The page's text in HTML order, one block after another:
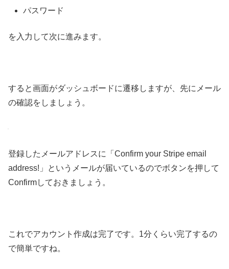
パスワード
を入力して次に進みます。
すると画面がダッシュボードに遷移しますが、先にメール
の確認をしましょう。
登録したメールアドレスに「Confirm your Stripe email
address!」というメールが届いているのでボタンを押して
Confirmしておきましょう。
これでアカウント作成は完了です。1分くらい完了するの
で簡単ですね。